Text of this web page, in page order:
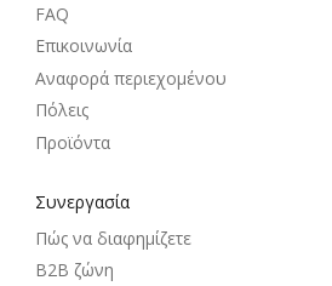
FAQ
Επικοινωνία
Αναφορά περιεχομένου
Πόλεις
Προϊόντα
Συνεργασία
Πώς να διαφημίζετε
B2B ζώνη